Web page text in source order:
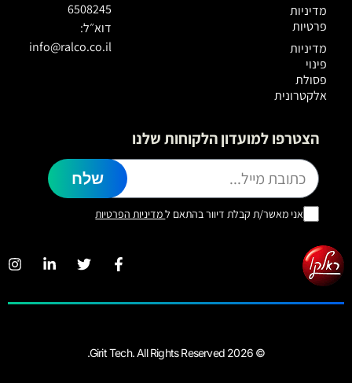
מדיניות
פרטיות
מדיניות
פינוי
פסולת
אלקטרונית
6508245
דוא״ל:
info@ralco.co.il
הצטרפו למועדון הלקוחות שלנו
אני מאשר/ת קבלת דיוור בהתאם למדיניות הפרטיות
שלח
© 2026 Girit Tech. All Rights Reserved.